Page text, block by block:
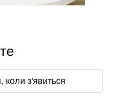
коли з'явиться